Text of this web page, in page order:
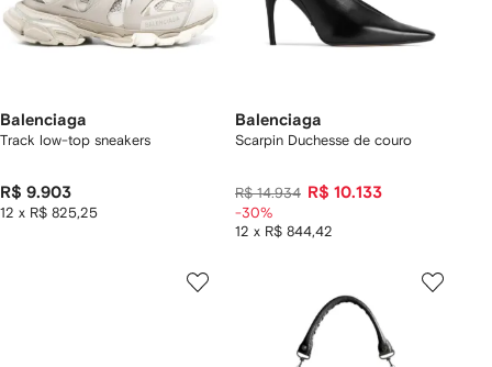
Balenciaga
Track low-top sneakers
R$ 9.903
12 x R$ 825,25
Balenciaga
Scarpin Duchesse de couro
R$ 14.934 R$ 10.133
12 x R$ 844,42
-30%